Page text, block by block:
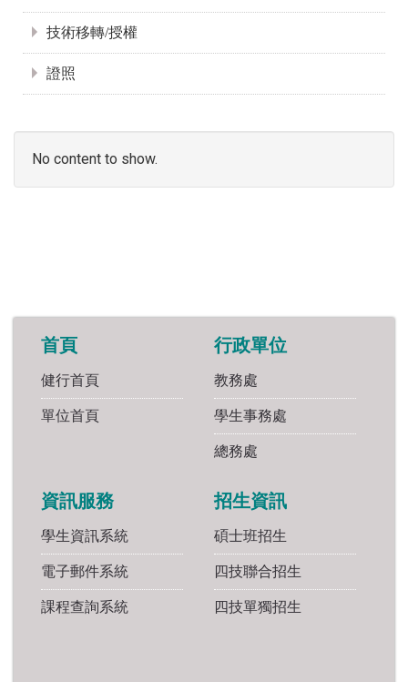
技術移轉/授權
證照
No content to show.
首頁
健行首頁
單位首頁
行政單位
教務處
學生事務處
總務處
資訊服務
學生資訊系統
電子郵件系統
課程查詢系統
招生資訊
碩士班招生
四技聯合招生
四技單獨招生